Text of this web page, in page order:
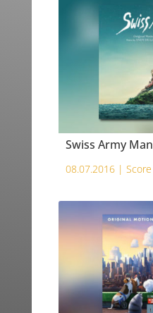
Swiss Army Man
08.07.2016 | Score